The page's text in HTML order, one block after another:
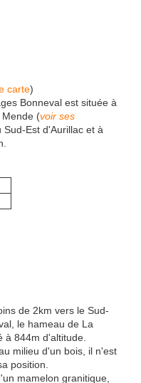
carte)
Bonneval est située à
(voir ses
Sud-Est d'Aurillac et à
de 2km vers le Sud-
le hameau de La
à 844m d'altitude.
milieu d'un bois, il n'est
position.
mamelon granitique,